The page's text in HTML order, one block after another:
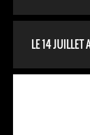
LE 14 JUILLET